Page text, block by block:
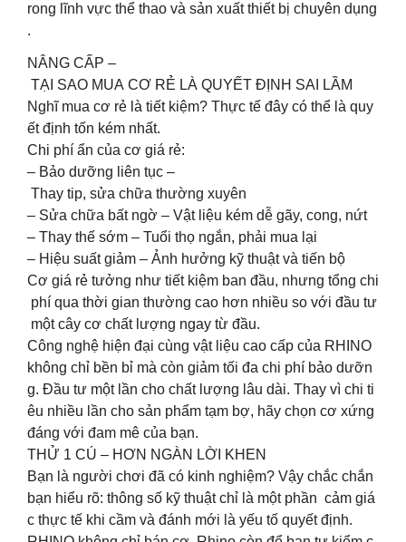
rong lĩnh vực thể thao và sản xuất thiết bị chuyên dụng
.
NÂNG CẤP –
TẠI SAO MUA CƠ RẺ LÀ QUYẾT ĐỊNH SAI LẦM
Nghĩ mua cơ rẻ là tiết kiệm? Thực tế đây có thể là quy
ết định tốn kém nhất.
Chi phí ẩn của cơ giá rẻ:
– Bảo dưỡng liên tục –
Thay tip, sửa chữa thường xuyên
– Sửa chữa bất ngờ – Vật liệu kém dễ gãy, cong, nứt
– Thay thế sớm – Tuổi thọ ngắn, phải mua lại
– Hiệu suất giảm – Ảnh hưởng kỹ thuật và tiến bộ
Cơ giá rẻ tưởng như tiết kiệm ban đầu, nhưng tổng chi
phí qua thời gian thường cao hơn nhiều so với đầu tư
một cây cơ chất lượng ngay từ đầu.
Công nghệ hiện đại cùng vật liệu cao cấp của RHINO
không chỉ bền bỉ mà còn giảm tối đa chi phí bảo dưỡn
g. Đầu tư một lần cho chất lượng lâu dài. Thay vì chi ti
êu nhiều lần cho sản phẩm tạm bợ, hãy chọn cơ xứng
đáng với đam mê của bạn.
THỬ 1 CÚ – HƠN NGÀN LỜI KHEN
Bạn là người chơi đã có kinh nghiệm? Vậy chắc chắn
bạn hiểu rõ: thông số kỹ thuật chỉ là một phần cảm giá
c thực tế khi cầm và đánh mới là yếu tố quyết định.